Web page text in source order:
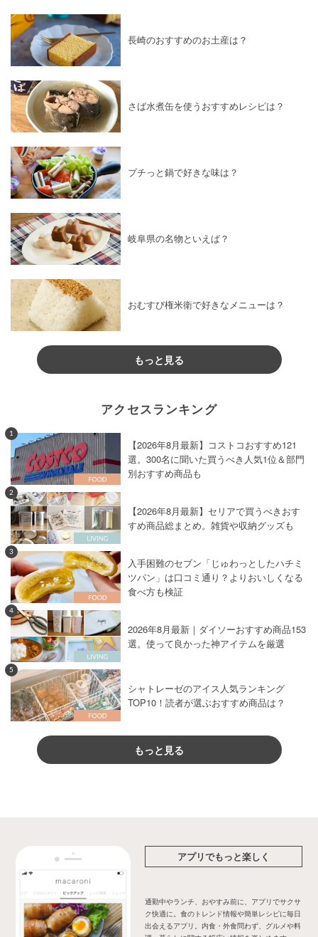
長崎のおすすめのお土産は？
さば水煮缶を使うおすすめレシピは？
プチっと鍋で好きな味は？
岐阜県の名物といえば？
おむすび権米衛で好きなメニューは？
もっと見る
アクセスランキング
1
【2026年8月最新】コストコおすすめ121
選。300名に聞いた買うべき人気1位＆部門
別おすすめ商品も
2
【2026年8月最新】セリアで買うべきおす
すめ商品総まとめ。雑貨や収納グッズも
3
入手困難のセブン「じゅわっとしたハチミ
ツパン」は口コミ通り？よりおいしくなる
食べ方も検証
4
2026年8月最新｜ダイソーおすすめ商品153
選。使って良かった神アイテムを厳選
5
シャトレーゼのアイス人気ランキング
TOP10！読者が選ぶおすすめ商品は？
もっと見る
アプリでもっと楽しく
通勤中やランチ、おやすみ前に、アプリでサクサ
ク快適に。食のトレンド情報や簡単レシピに毎日
出会えるアプリ。内食・外食問わず、グルメや料